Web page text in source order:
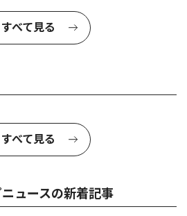
すべて見る
すべて見る
ュースの新着記事